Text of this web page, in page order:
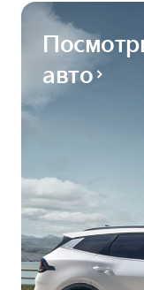
авто